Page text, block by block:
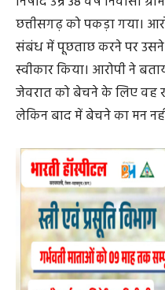
रिपोर्ट पर अपराध पंजीबद्ध
चेकिंग के दौरान आरोपी
निषाद उम्र 38 वर्ष निवासी
छत्तीसगढ़ को पकड़ा गया।
संबंध में पूछताछ करने पर उसने
स्वीकार किया। आरोपी ने
जेवरात को बेचने के लिए वह
लेकिन बाद में बेचने का मन